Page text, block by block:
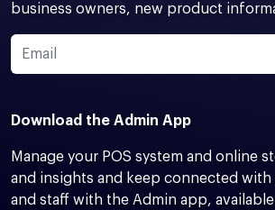
business owners, new product
Download the Admin App
Manage your POS system and online
and insights and keep connected with
and staff with the Admin app,